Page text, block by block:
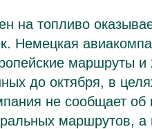
на топливо
Немецкая
маршруты
до октября, в
не сообщает об
маршрутов, а